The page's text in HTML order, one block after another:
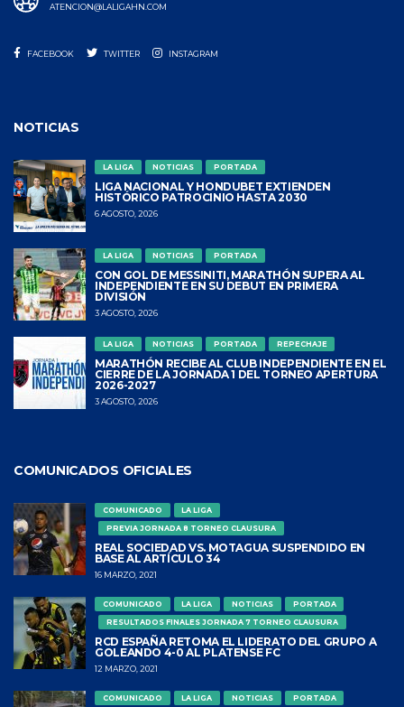
ATENCION@LALIGAHN.COM
FACEBOOK TWITTER INSTAGRAM
NOTICIAS
LA LIGA NOTICIAS PORTADA
LIGA NACIONAL Y HONDUBET EXTIENDEN
HISTÓRICO PATROCINIO HASTA 2030
6 AGOSTO, 2026
LA LIGA NOTICIAS PORTADA
CON GOL DE MESSINITI, MARATHÓN SUPERA AL
INDEPENDIENTE EN SU DEBUT EN PRIMERA
DIVISIÓN
3 AGOSTO, 2026
LA LIGA NOTICIAS PORTADA REPECHAJE
MARATHÓN RECIBE AL CLUB INDEPENDIENTE EN EL
CIERRE DE LA JORNADA 1 DEL TORNEO APERTURA
2026-2027
3 AGOSTO, 2026
COMUNICADOS OFICIALES
COMUNICADO
LA LIGA
PREVIA JORNADA 8 TORNEO CLAUSURA
REAL SOCIEDAD VS. MOTAGUA SUSPENDIDO EN
BASE AL ARTÍCULO 34
16 MARZO, 2021
COMUNICADO LA LIGA NOTICIAS
PORTADA
RESULTADOS FINALES JORNADA 7 TORNEO CLAUSURA
RCD ESPAÑA RETOMA EL LIDERATO DEL GRUPO A
GOLEANDO 4-0 AL PLATENSE FC
12 MARZO, 2021
COMUNICADO LA LIGA NOTICIAS
PORTADA